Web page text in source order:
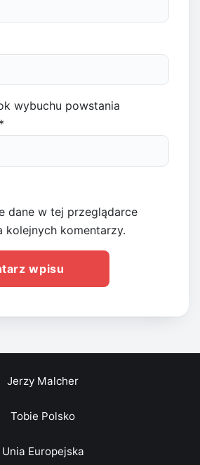
wybuchu powstania
*
dane w tej przeglądarce
kolejnych komentarzy.
Jerzy Malcher
Tobie Polsko
Unia Europejska